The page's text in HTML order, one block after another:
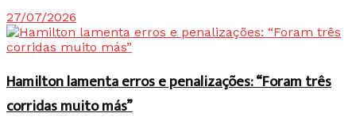
27/07/2026
Hamilton lamenta erros e penalizações: “Foram três
corridas muito más”